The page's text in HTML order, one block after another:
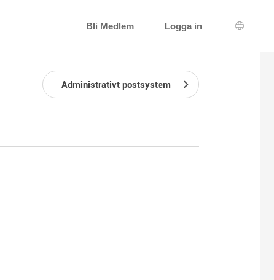
Bli Medlem Logga in
Administrativt postsystem